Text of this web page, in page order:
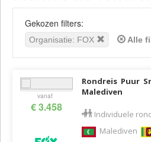
Gekozen filters:
Organisatie: FOX Alle
vanaf
€ 3.458
Rondreis Puur
Malediven
Individuele
Malediven